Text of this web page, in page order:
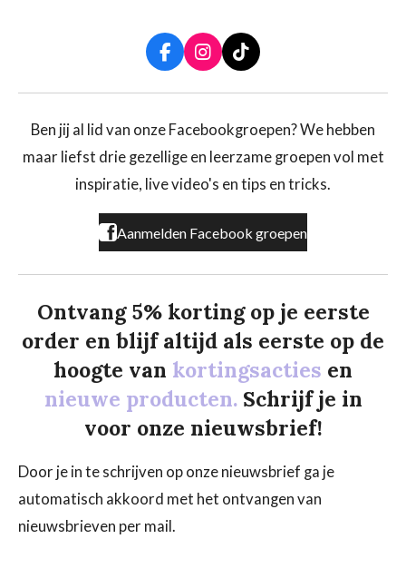
F
a
c
b
o
k
I
n
s
a
r
a
T
i
k
o
Ben jij al lid van onze Facebookgroepen? We hebben
maar liefst drie gezellige en leerzame groepen vol met
inspiratie, live video's en tips en tricks.
Aanmelden Facebook groepen
Ontvang 5% korting op je eerste
order en blijf altijd als eerste op de
hoogte van kortingsacties en
nieuwe producten. Schrijf je in
voor onze nieuwsbrief!
Door je in te schrijven op onze nieuwsbrief ga je
automatisch akkoord met het ontvangen van
nieuwsbrieven per mail.